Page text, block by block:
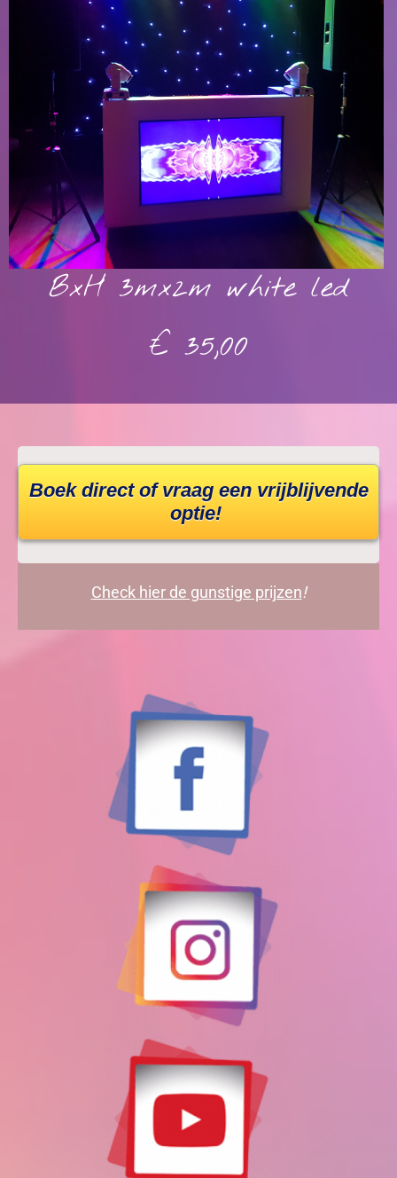
BxH 3mx2m white led
€ 35,00
Boek direct of vraag een vrijblijvende
optie!
Check hier de gunstige prijzen!